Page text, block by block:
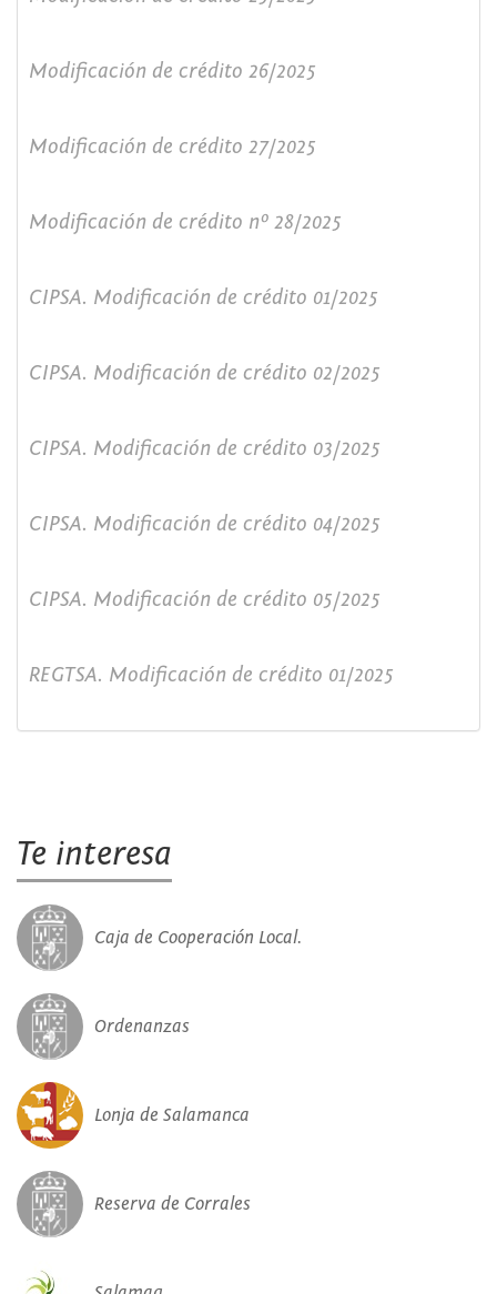
Modificación de crédito 26/2025
Modificación de crédito 27/2025
Modificación de crédito nº 28/2025
CIPSA. Modificación de crédito 01/2025
CIPSA. Modificación de crédito 02/2025
CIPSA. Modificación de crédito 03/2025
CIPSA. Modificación de crédito 04/2025
CIPSA. Modificación de crédito 05/2025
REGTSA. Modificación de crédito 01/2025
Te interesa
Caja de Cooperación Local.
Ordenanzas
Lonja de Salamanca
Reserva de Corrales